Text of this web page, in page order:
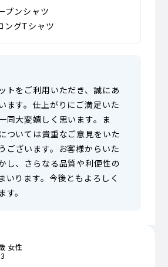
プンシャツ
ングTシャツ
トをご利用いただき、誠にあ
ます。仕上がりにご満足いた
同大変嬉しく思います。ま
ついては貴重なご意見をいた
ございます。お客様からいた
し、さらなる品質や利便性の
いります。今後ともよろしく
。
女性